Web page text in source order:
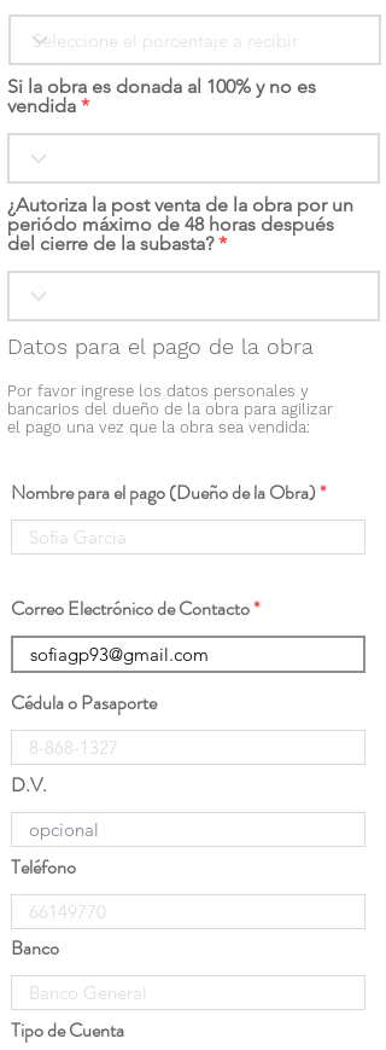
Si la obra es donada al 100% y no es
vendida
¿Autoriza la post venta de la obra por un
periódo máximo de 48 horas después
del cierre de la subasta?
Datos para el pago de la obra
Por favor ingrese los datos personales y
bancarios del dueño de la obra para agilizar
el pago una vez que la obra sea vendida:
Nombre para el pago (Dueño de la Obra)
Correo Electrónico de Contacto
Cédula o Pasaporte
D.V.
Teléfono
Banco
Tipo de Cuenta